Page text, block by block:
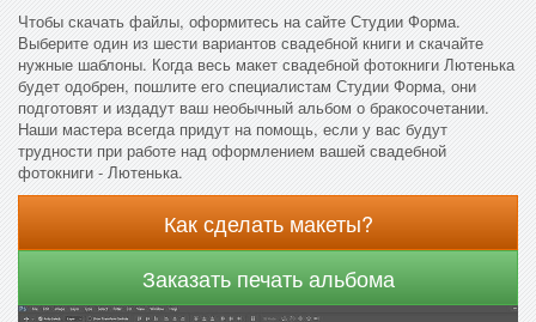
Чтобы скачать файлы, оформитесь на сайте Студии Форма.
Выберите один из шести вариантов свадебной книги и скачайте
нужные шаблоны. Когда весь макет свадебной фотокниги Лютенька
будет одобрен, пошлите его специалистам Студии Форма, они
подготовят и издадут ваш необычный альбом о бракосочетании.
Наши мастера всегда придут на помощь, если у вас будут
трудности при работе над оформлением вашей свадебной
фотокниги - Лютенька.
Как сделать макеты?
Заказать печать альбома